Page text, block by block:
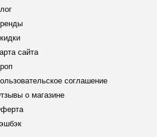
сайта
соглашение
о магазине